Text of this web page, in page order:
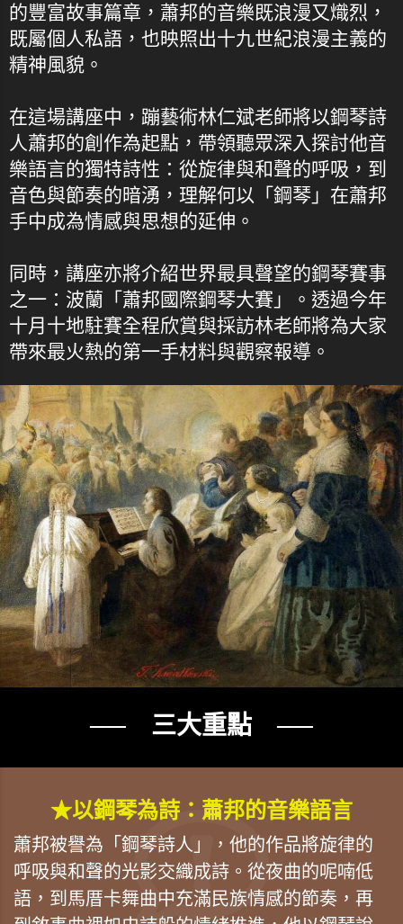
的豐富故事篇章，蕭邦的音樂既浪漫又熾烈，
既屬個人私語，也映照出十九世紀浪漫主義的
精神風貌。
在這場講座中，蹦藝術林仁斌老師將以鋼琴詩
人蕭邦的創作為起點，帶領聽眾深入探討他音
樂語言的獨特詩性：從旋律與和聲的呼吸，到
音色與節奏的暗湧，理解何以「鋼琴」在蕭邦
手中成為情感與思想的延伸。
同時，講座亦將介紹世界最具聲望的鋼琴賽事
之一：波蘭「蕭邦國際鋼琴大賽」。透過今年
十月十地駐賽全程欣賞與採訪林老師將為大家
帶來最火熱的第一手材料與觀察報導。
── 三大重點 ──
★以鋼琴為詩：蕭邦的音樂語言
蕭邦被譽為「鋼琴詩人」，他的作品將旋律的
呼吸與和聲的光影交織成詩。從夜曲的呢喃低
語，到馬厝卡舞曲中充滿民族情感的節奏，再